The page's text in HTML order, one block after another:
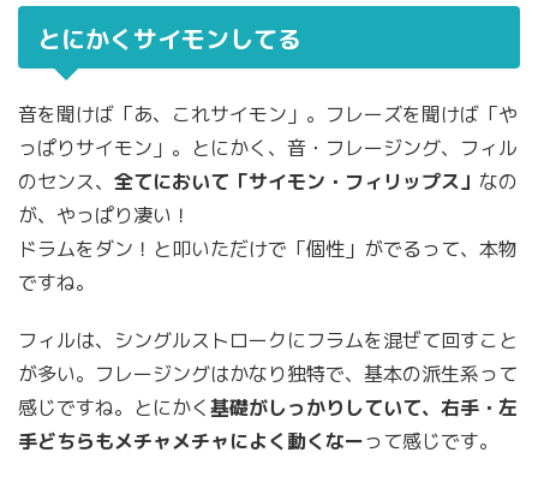
とにかくサイモンしてる
音を聞けば「あ、これサイモン」。フレーズを聞けば「や
っぱりサイモン」。とにかく、音・フレージング、フィル
のセンス、 全てにおいて「サイモン・フィリップス」 なの
が、やっぱり凄い！
ドラムをダン！と叩いただけで「個性」がでるって、本物
ですね。
フィルは、シングルストロークにフラムを混ぜて回すこと
が多い。フレージングはかなり独特で、基本の派生系って
感じですね。とにかく基礎がしっかりしていて、右手・左
手どちらもメチャメチャによく動くなーって感じです。